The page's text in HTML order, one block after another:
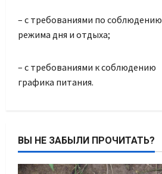
– с требованиями по соблюдению
режима дня и отдыха;
– с требованиями к соблюдению
графика питания.
ВЫ НЕ ЗАБЫЛИ ПРОЧИТАТЬ?